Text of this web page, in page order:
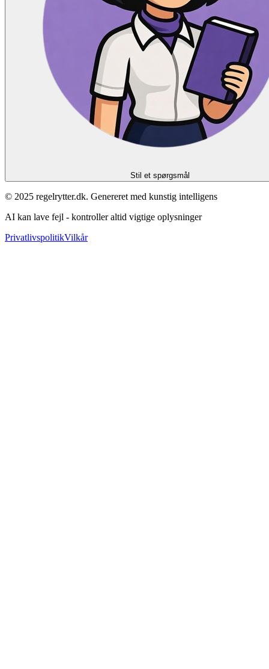
Stil et spørgsmål
© 2025 regelrytter.dk. Genereret med kunstig intelligens
AI kan lave fejl - kontroller altid vigtige oplysninger
PrivatlivspolitikVilkår